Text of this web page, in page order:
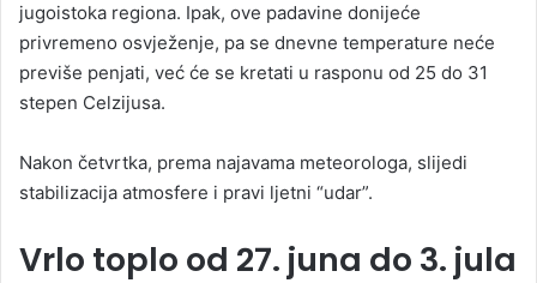
jugoistoka regiona. Ipak, ove padavine donijeće
privremeno osvježenje, pa se dnevne temperature neće
previše penjati, već će se kretati u rasponu od 25 do 31
stepen Celzijusa.
Nakon četvrtka, prema najavama meteorologa, slijedi
stabilizacija atmosfere i pravi ljetni “udar”.
Vrlo toplo od 27. juna do 3. jula